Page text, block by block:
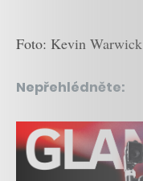
Foto: Kevin Warwick
Nepřehlédněte: